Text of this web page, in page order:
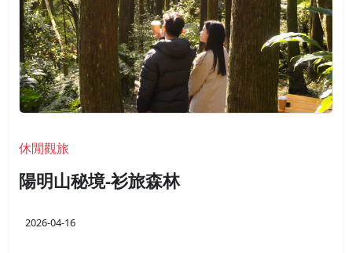
休閒觀旅
陽明山秘境-衫旅森林
2026-04-16